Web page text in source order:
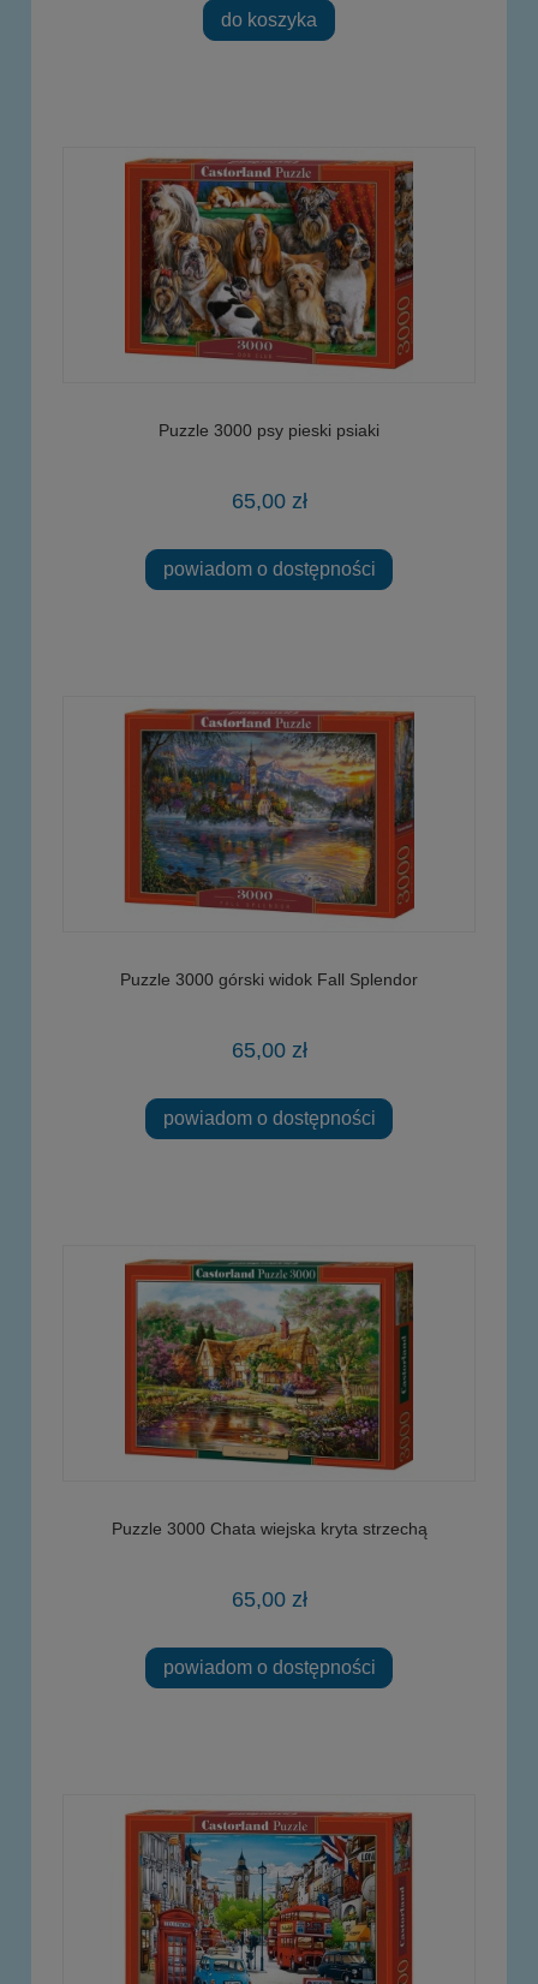
do koszyka
Puzzle 3000 psy pieski psiaki
65,00 zł
powiadom o dostępności
Puzzle 3000 górski widok Fall Splendor
65,00 zł
powiadom o dostępności
Puzzle 3000 Chata wiejska kryta strzechą
65,00 zł
powiadom o dostępności